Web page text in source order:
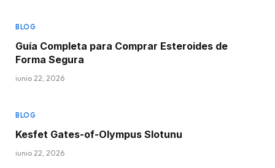
BLOG
Guía Completa para Comprar Esteroides de
Forma Segura
junio 22, 2026
BLOG
Kesfet Gates-of-Olympus Slotunu
junio 22, 2026